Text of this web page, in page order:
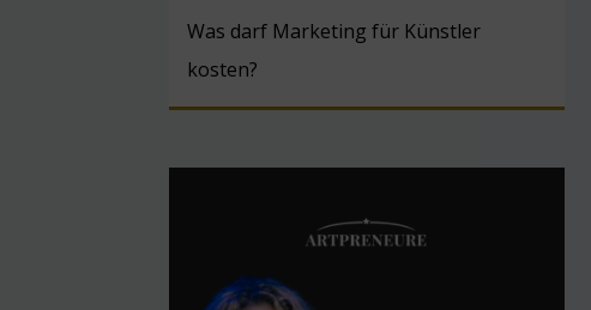
Was darf Marketing für Künstler
kosten?